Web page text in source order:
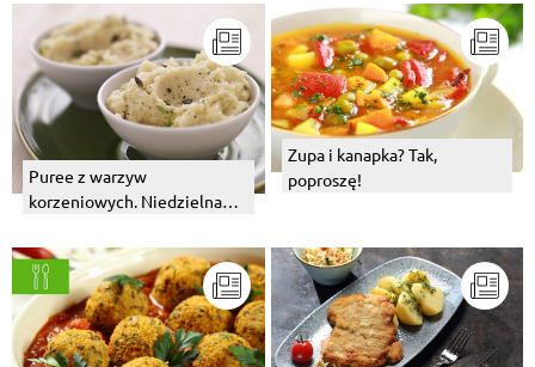
Puree z warzyw
korzeniowych. Niedzielna
towarzystwie.
Zupa i kanapka? Tak,
poproszę!